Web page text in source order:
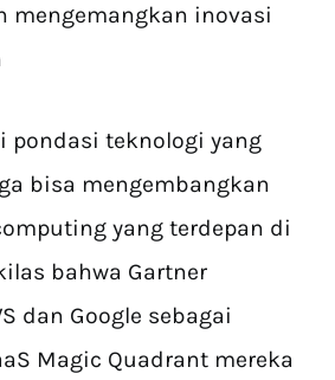
mengemangkan inovasi
pondasi teknologi yang
bisa mengembangkan
yang terdepan di
bahwa Gartner
dan Google sebagai
Magic Quadrant mereka